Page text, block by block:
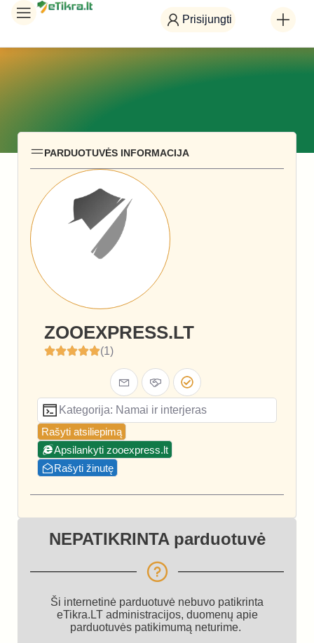
Prisijungti
PARDUOTUVĖS INFORMACIJA
ZOOEXPRESS.LT
(1)
Kategorija: Namai ir interjeras
Rašyti atsiliepimą
Apsilankyti zooexpress.lt
Rašyti žinutę
NEPATIKRINTA parduotuvė
Ši internetinė parduotuvė nebuvo patikrinta
eTikra.LT administracijos, duomenų apie
parduotuvės patikimumą neturime.